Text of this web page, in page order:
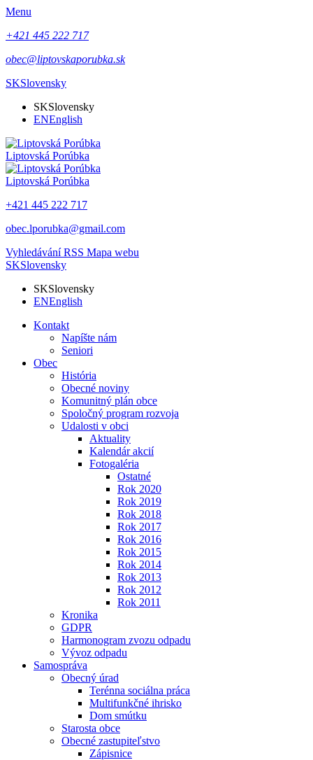
Menu
+421 445 222 717
obec@liptovskaporubka.sk
SKSlovensky
SKSlovensky
ENEnglish
Liptovská Porúbka
Liptovská Porúbka
+421 445 222 717
obec.lporubka@gmail.com
Vyhledávání RSS Mapa webu
SKSlovensky
SKSlovensky
ENEnglish
Kontakt
Napíšte nám
Seniori
Obec
História
Obecné noviny
Komunitný plán obce
Spoločný program rozvoja
Udalosti v obci
Aktuality
Kalendár akcií
Fotogaléria
Ostatné
Rok 2020
Rok 2019
Rok 2018
Rok 2017
Rok 2016
Rok 2015
Rok 2014
Rok 2013
Rok 2012
Rok 2011
Kronika
GDPR
Harmonogram zvozu odpadu
Vývoz odpadu
Samospráva
Obecný úrad
Terénna sociálna práca
Multifunkčné ihrisko
Dom smútku
Starosta obce
Obecné zastupiteľstvo
Zápisnice